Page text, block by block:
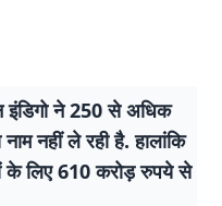
ने 250 से अधिक
नहीं ले रही है. हालांकि
के लिए 610 करोड़ रुपये से